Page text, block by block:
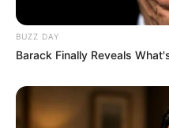
BUZZ DAY
Barack Finally Reveals